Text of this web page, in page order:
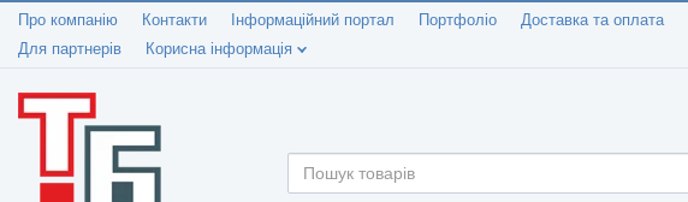
Про компанію Контакти Інформаційний портал Портфоліо Доставка та оплата
Для партнерів
Корисна інформація